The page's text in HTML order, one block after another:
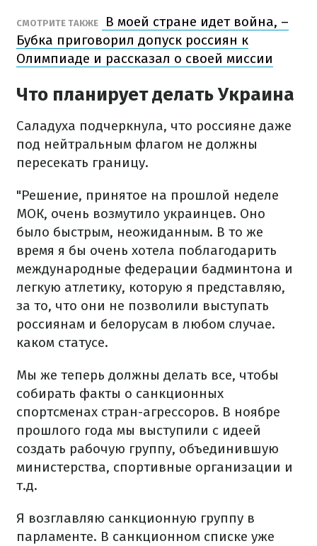
СМОТРИТЕ ТАКЖЕ
В моей стране идет война, –
Бубка приговорил допуск россиян к
Олимпиаде и рассказал о своей миссии
Что планирует делать Украина
Саладуха подчеркнула, что россияне даже
под нейтральным флагом не должны
пересекать границу.
"Решение, принятое на прошлой неделе
МОК, очень возмутило украинцев. Оно
было быстрым, неожиданным. В то же
время я бы очень хотела поблагодарить
международные федерации бадминтона и
легкую атлетику, которую я представляю,
за то, что они не позволили выступать
россиянам и белорусам в любом случае.
каком статусе.
Мы же теперь должны делать все, чтобы
собирать факты о санкционных
спортсменах стран-агрессоров. В ноябре
прошлого года мы выступили с идеей
создать рабочую группу, объединившую
министерства, спортивные организации и
т.д.
Я возглавляю санкционную группу в
парламенте. В санкционном списке уже